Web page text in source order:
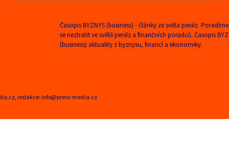
Časopis BYZNYS (business) - články ze světa peněz.
se neztratit ve světě peněz a finančních poradců. Časopis
(business) aktuality z byznysu, financí a ekonomiky.
redakce: info@press-media.cz